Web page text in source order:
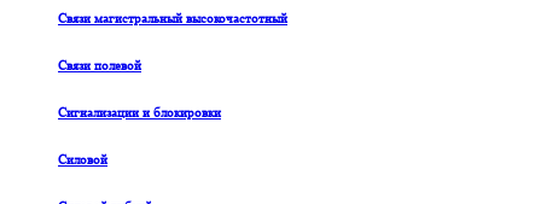
Связи магистральный высокочастотный
Связи полевой
Сигнализации и блокировки
Силовой